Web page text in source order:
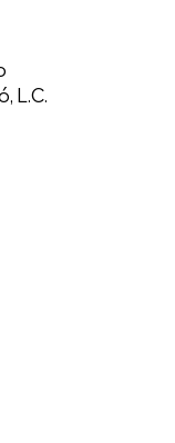
L.C.